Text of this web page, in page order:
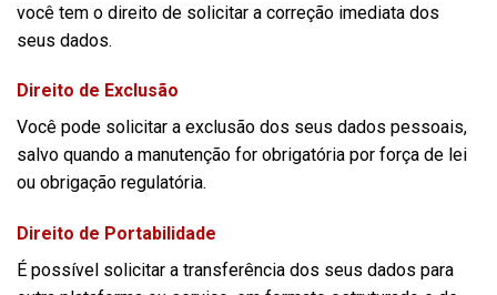
você tem o direito de solicitar a correção imediata dos
seus dados.
Direito de Exclusão
Você pode solicitar a exclusão dos seus dados pessoais,
salvo quando a manutenção for obrigatória por força de lei
ou obrigação regulatória.
Direito de Portabilidade
É possível solicitar a transferência dos seus dados para